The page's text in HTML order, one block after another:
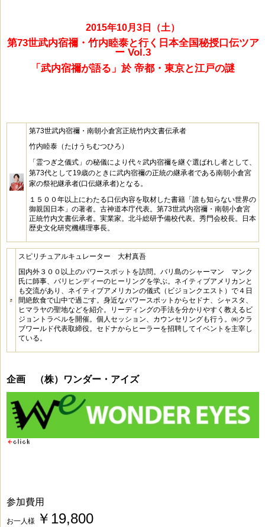
2015年10月3日（土）
第73世武内宿禰・竹内睦泰と行く日本全国秘授口伝ツア
ー Vol.3
「 武内宿禰が語る」於帝都・東京と江戸の謎
第73世武内宿禰・南朝小倉宮正統竹内文書伝承者
竹内睦泰（たけうちむつひろ）
「霊つぎ之儀式」の秘儀により代々武内宿禰を継ぐ選ばれし者として、
第73代として19歳のときに武内宿禰の正統の継承者である南朝小倉宮
家の祭祀継承者(口伝継承者)となる。
１５００年以上にわたる口伝内容を取材した書籍「誰も知らない世界の
御親国日本」の著者。古神道本庁代表。第73世武内宿禰・南朝小倉宮
正統竹内文書伝承者。実業家。北斗総研予備校代表。秀門会校長。日本
歴史文化研究機構理事長。
スピリチュアルキュレーター 大村真吾
国内外３００以上のパワースポットを訪問。バリ島のシャーマン マンク
氏に師事、バリヒンディーのヒーリングを学ぶ。ネイティブアメリカンと
も交流があり、ネイティブアメリカンの儀式（ビジョンクエスト）で４日
間絶飲食で山中で過ごす。身近なパワースポットからセドナ、シャスタ、
ヒマラヤの聖地などを紹介。リーディングの手法を分かりやすく教えるビ
ジョントラベルを開催。個人セッション、カウンセリングも行う。㈱クラ
ブワールド代表取締役。セドナからヒーラーを招聘してイベントを主宰し
ている。
企画 （株）ワンダー・アイズ
参加費用
お一人様 ￥19,800